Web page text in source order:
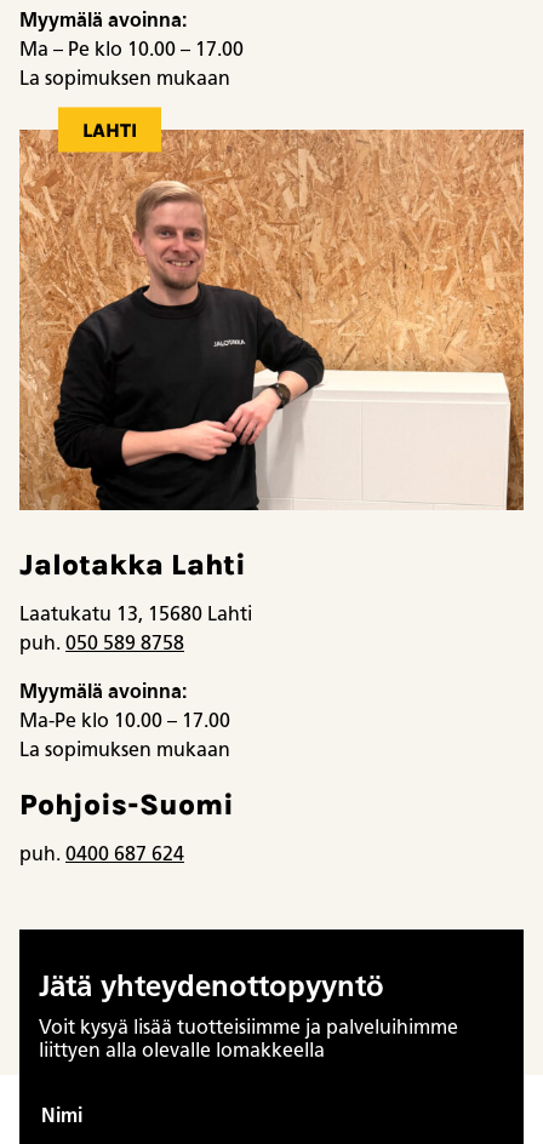
Myymälä avoinna:
Ma – Pe klo 10.00 – 17.00
La sopimuksen mukaan
LAHTI
Jalotakka Lahti
Laatukatu 13, 15680 Lahti
puh. 050 589 8758
Myymälä avoinna:
Ma-Pe klo 10.00 – 17.00
La sopimuksen mukaan
Pohjois-Suomi
puh. 0400 687 624
Jätä yhteydenottopyyntö
Voit kysyä lisää tuotteisiimme ja palveluihimme
liittyen alla olevalle lomakkeella
y
Nimi